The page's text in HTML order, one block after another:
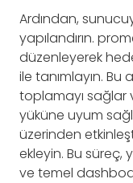
Ardından,
yapılandırın.
düzenleyerek
ile tanımlayın. Bu
toplamayı
yüküne uyum
üzerinden
ekleyin. Bu süreç,
ve temel